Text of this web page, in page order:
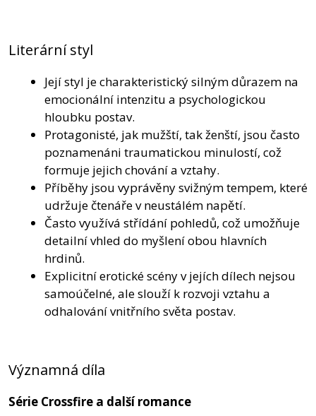
Literární styl
Její styl je charakteristický silným důrazem na
emocionální intenzitu a psychologickou
hloubku postav.
Protagonisté, jak mužští, tak ženští, jsou často
poznamenáni traumatickou minulostí, což
formuje jejich chování a vztahy.
Příběhy jsou vyprávěny svižným tempem, které
udržuje čtenáře v neustálém napětí.
Často využívá střídání pohledů, což umožňuje
detailní vhled do myšlení obou hlavních
hrdinů.
Explicitní erotické scény v jejích dílech nejsou
samoúčelné, ale slouží k rozvoji vztahu a
odhalování vnitřního světa postav.
Významná díla
Série Crossfire a další romance